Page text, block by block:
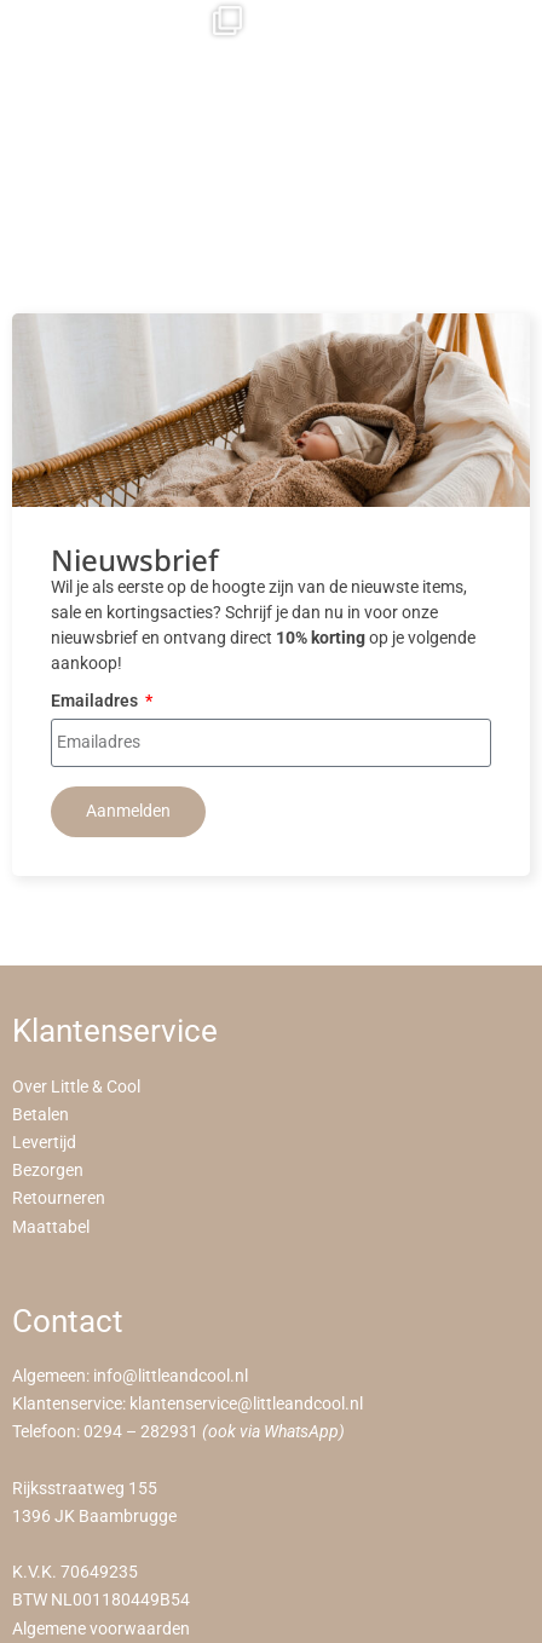
Nieuwsbrief
Wil je als eerste op de hoogte zijn van de nieuwste items,
sale en kortingsacties? Schrijf je dan nu in voor onze
nieuwsbrief en ontvang direct 10% kortingop je volgende
aankoop!
Emailadres
Aanmelden
Klantenservice
Over Little & Cool
Betalen
Levertijd
Bezorgen
Retourneren
Maattabel
Contact
Algemeen: info@littleandcool.nl
Klantenservice: klantenservice@littleandcool.nl
Telefoon: 0294 – 282931 (ook via WhatsApp)
Rijksstraatweg 155
1396 JK Baambrugge
K.V.K. 70649235
BTW NL001180449B54
Algemene voorwaarden